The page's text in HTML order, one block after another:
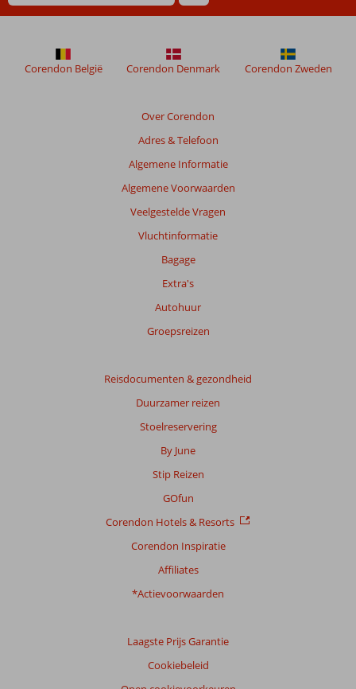
Over Corendon
Adres & Telefoon
Algemene Informatie
Algemene Voorwaarden
Veelgestelde Vragen
Vluchtinformatie
Bagage
Extra's
Autohuur
Groepsreizen
Reisdocumenten & gezondheid
Duurzamer reizen
Stoelreservering
By June
Stip Reizen
GOfun
Corendon Hotels & Resorts
Corendon Inspiratie
Affiliates
*Actievoorwaarden
Laagste Prijs Garantie
Cookiebeleid
Corendon België Corendon Denmark Corendon Zweden